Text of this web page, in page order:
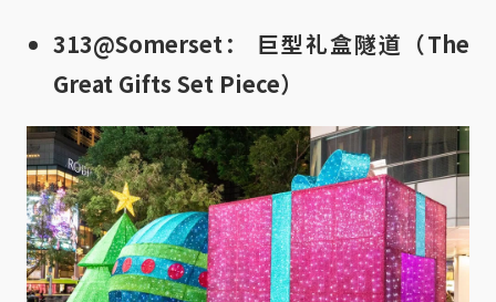
313@Somerset： 巨型礼盒隧道（The
Great Gifts Set Piece）